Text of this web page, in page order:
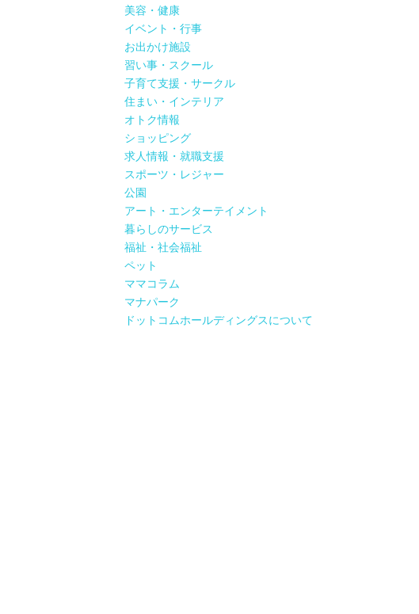
美容・健康
イベント・行事
お出かけ施設
習い事・スクール
子育て支援・サークル
住まい・インテリア
オトク情報
ショッピング
求人情報・就職支援
スポーツ・レジャー
公園
アート・エンターテイメント
暮らしのサービス
福祉・社会福祉
ペット
ママコラム
マナパーク
ドットコムホールディングスについて